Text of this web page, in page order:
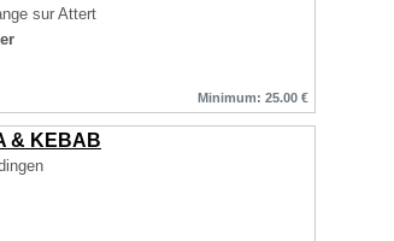
sur Attert
Minimum: 25.00 €
& KEBAB